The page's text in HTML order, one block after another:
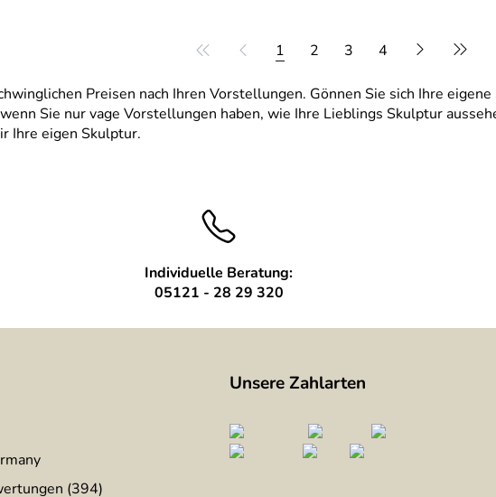
1 2 3 4
Preisen nach Ihren Vorstellungen. Gönnen Sie sich Ihre
Sie nur vage Vorstellungen haben, wie Ihre Lieblings Skulptur
Ihre eigen Skulptur.
Individuelle Beratung:
05121 - 28 29 320
(394)
Unsere Zahlarten